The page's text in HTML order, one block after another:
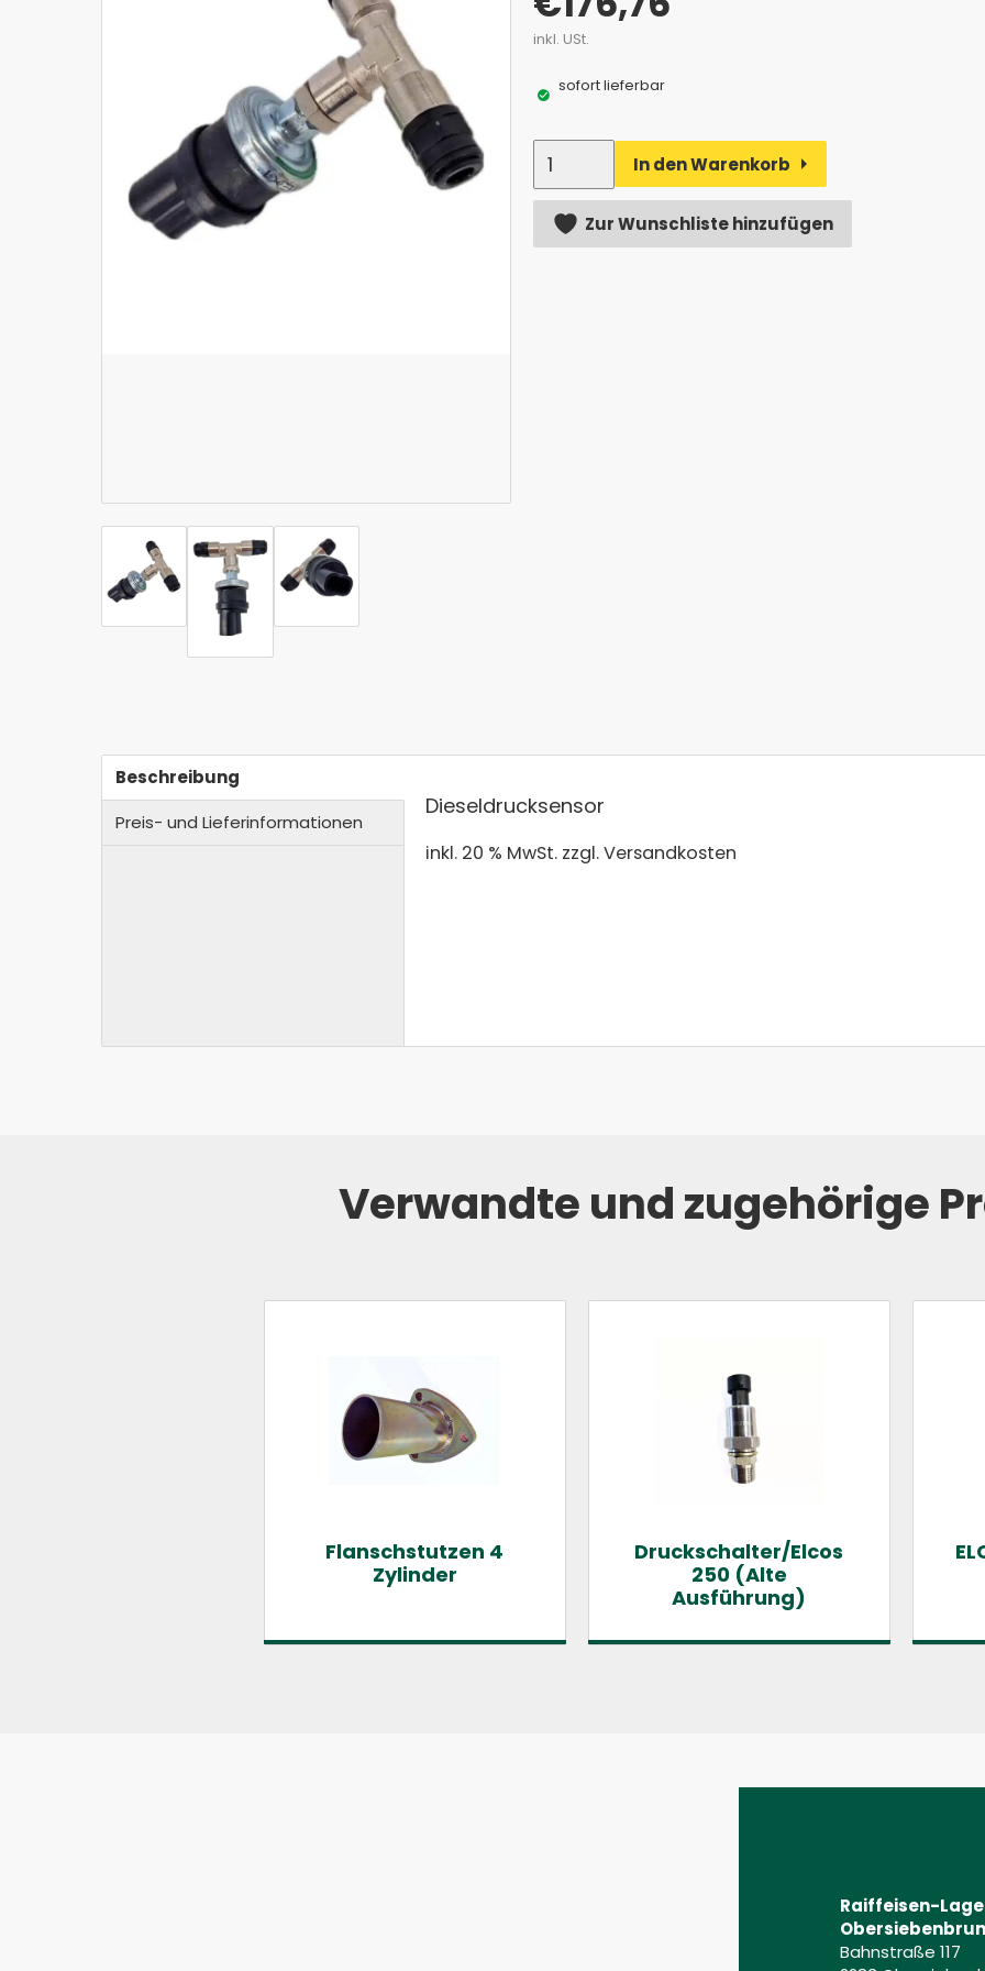
inkl. USt.
sofort lieferbar
Anzahl
In den Warenkorb
Alternative:
Zur Wunschliste hinzufügen
Beschreibung
Preis- und Lieferinformationen
Dieseldrucksensor
inkl. 20 % MwSt. zzgl. Versandkosten
Verwandte und zugehörige
Flanschstutzen 4
Zylinder
Druckschalter/Elcos
250 (Alte
Ausführung)
Raiffeisen-
Bahnstraße 117